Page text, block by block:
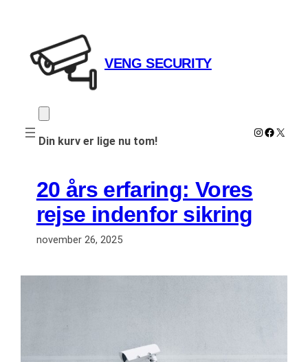
VENG SECURITY
Din kurv er lige nu tom!
Instagram
X
20 års erfaring: Vores
rejse indenfor sikring
november 26, 2025